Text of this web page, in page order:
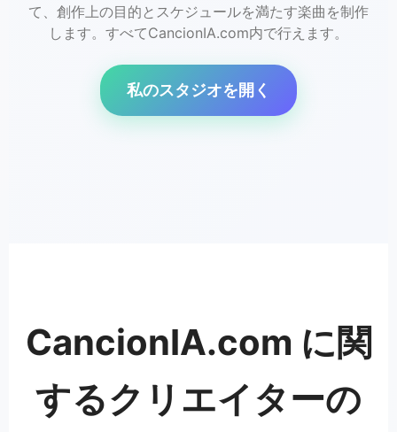
て、創作上の目的とスケジュールを満たす楽曲を制作
します。すべてCancionIA.com内で行えます。
私のスタジオを開く
CancionIA.com に関
するクリエイターの